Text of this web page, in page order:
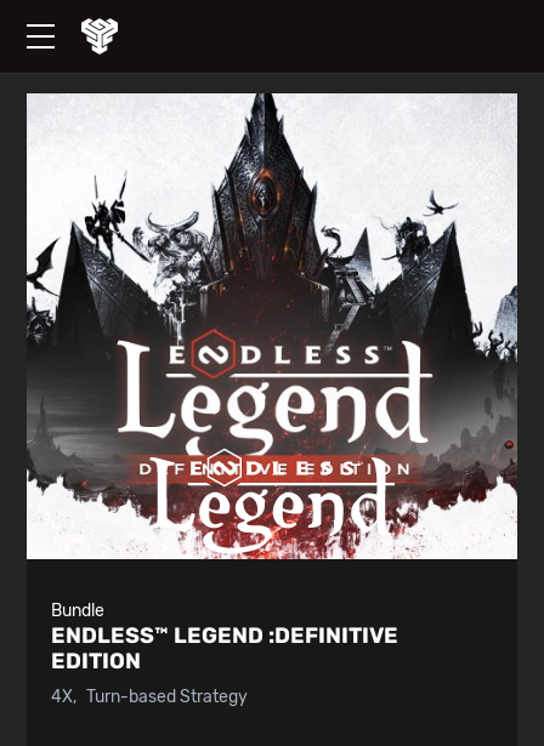
Bundle
ENDLESS™ LEGEND :DEFINITIVE
EDITION
4X Turn-based Strategy